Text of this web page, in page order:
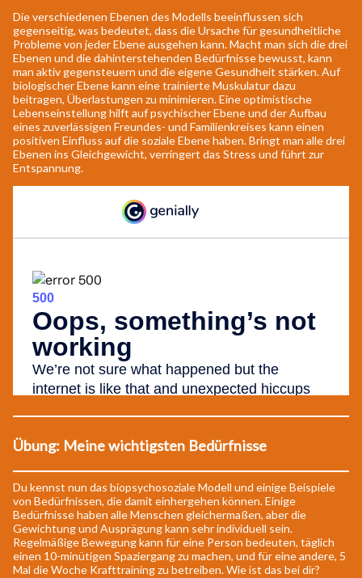
Die verschiedenen Ebenen des Modells beeinflussen sich
gegenseitig, was bedeutet, dass die Ursache für gesundheitliche
Probleme von jeder Ebene ausgehen kann. Macht man sich die drei
Ebenen und die dahinterstehenden Bedürfnisse bewusst, kann
man aktiv gegensteuern und die eigene Gesundheit stärken. Auf
biologischer Ebene kann eine trainierte Muskulatur dazu
beitragen, Überlastungen zu minimieren. Eine optimistische
Lebenseinstellung hilft auf psychischer Ebene und der Aufbau
eines zuverlässigen Freundes- und Familienkreises kann einen
positiven Einfluss auf die soziale Ebene haben. Bringt man alle drei
Ebenen ins Gleichgewicht, verringert das Stress und führt zur
Entspannung.
Übung: Meine wichtigsten Bedürfnisse
Du kennst nun das biopsychosoziale Modell und einige Beispiele
von Bedürfnissen, die damit einhergehen können. Einige
Bedürfnisse haben alle Menschen gleichermaßen, aber die
Gewichtung und Ausprägung kann sehr individuell sein.
Regelmäßige Bewegung kann für eine Person bedeuten, täglich
einen 10-minütigen Spaziergang zu machen, und für eine andere, 5
Mal die Woche Krafttraining zu betreiben. Wie ist das bei dir?